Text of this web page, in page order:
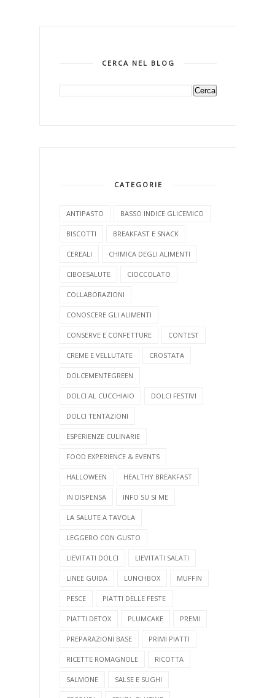
CERCA NEL BLOG
CATEGORIE
ANTIPASTO BASSO INDICE GLICEMICO
BISCOTTI BREAKFAST E SNACK
CEREALI CHIMICA DEGLI ALIMENTI
CIBOESALUTE CIOCCOLATO
COLLABORAZIONI
CONOSCERE GLI ALIMENTI
CONSERVE E CONFETTURE CONTEST
CREME E VELLUTATE CROSTATA
DOLCEMENTEGREEN
DOLCI AL CUCCHIAIO DOLCI FESTIVI
DOLCI TENTAZIONI
ESPERIENZE CULINARIE
FOOD EXPERIENCE & EVENTS
HALLOWEEN HEALTHY BREAKFAST
IN DISPENSA INFO SU SI ME
LA SALUTE A TAVOLA
LEGGERO CON GUSTO
LIEVITATI DOLCI LIEVITATI SALATI
LINEE GUIDA LUNCHBOX MUFFIN
PESCE PIATTI DELLE FESTE
PIATTI DETOX PLUMCAKE PREMI
PREPARAZIONI BASE PRIMI PIATTI
RICETTE ROMAGNOLE RICOTTA
SALMONE SALSE E SUGHI